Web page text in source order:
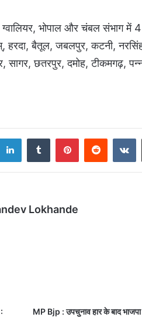
ग्वालियर, भोपाल और चंबल
हरदा, बैतूल, जबलपुर, कटनी,
सागर, छतरपुर, दमोह, टीकमगढ़,
Lokhande
MP Bjp : उपचुनाव हार के बाद